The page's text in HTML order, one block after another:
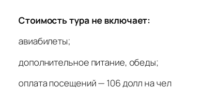
Стоимость тура не включает:
авиабилеты;
дополнительное питание, обеды;
оплата посещений — 106 долл на чел